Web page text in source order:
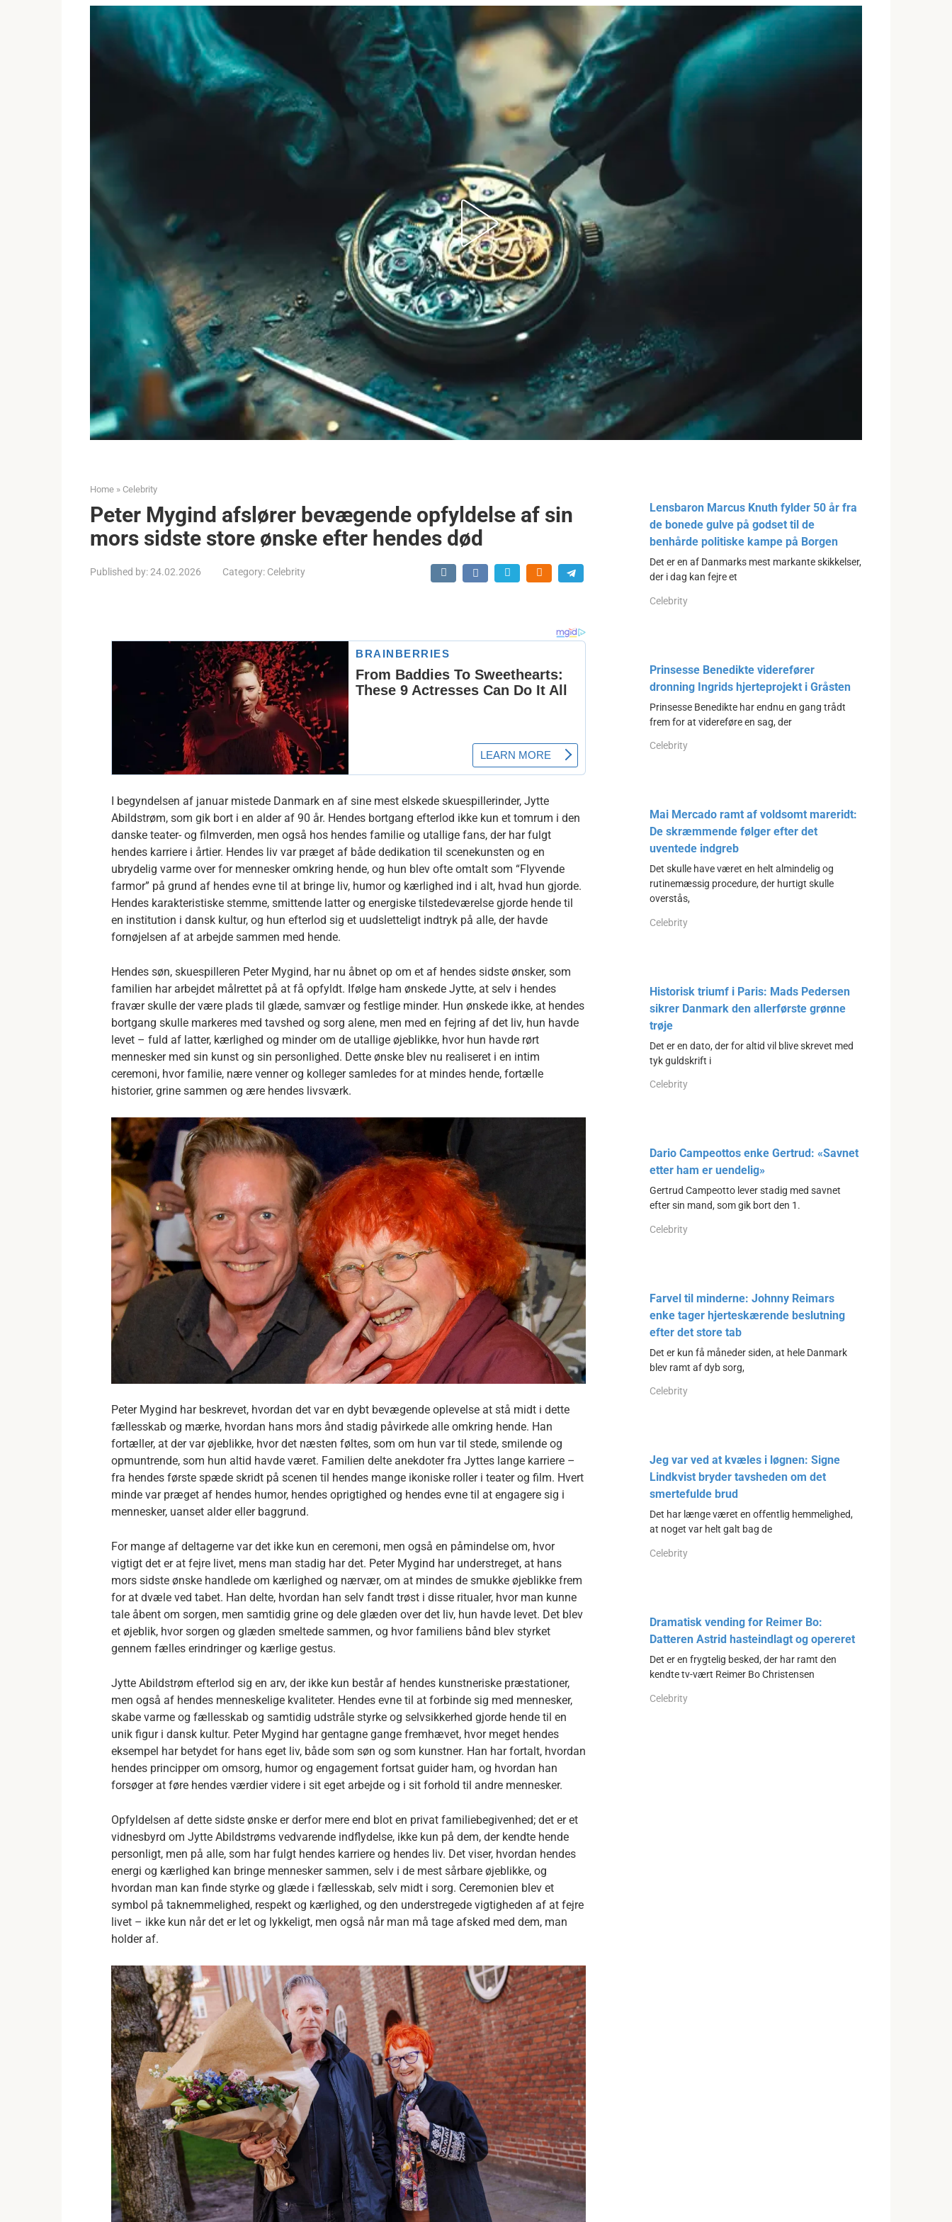
Home » Celebrity
Peter Mygind afslører bevægende opfyldelse af sin
mors sidste store ønske efter hendes død
Published by:24.02.2026 Category: Celebrity
I begyndelsen af januar mistede Danmark en af sine mest elskede skuespillerinder, Jytte
Abildstrøm, som gik bort i en alder af 90 år. Hendes bortgang efterlod ikke kun et tomrum i den
danske teater- og filmverden, men også hos hendes familie og utallige fans, der har fulgt
hendes karriere i årtier. Hendes liv var præget af både dedikation til scenekunsten og en
ubrydelig varme over for mennesker omkring hende, og hun blev ofte omtalt som “Flyvende
farmor” på grund af hendes evne til at bringe liv, humor og kærlighed ind i alt, hvad hun gjorde.
Hendes karakteristiske stemme, smittende latter og energiske tilstedeværelse gjorde hende til
en institution i dansk kultur, og hun efterlod sig et uudsletteligt indtryk på alle, der havde
fornøjelsen af at arbejde sammen med hende.
Hendes søn, skuespilleren Peter Mygind, har nu åbnet op om et af hendes sidste ønsker, som
familien har arbejdet målrettet på at få opfyldt. Ifølge ham ønskede Jytte, at selv i hendes
fravær skulle der være plads til glæde, samvær og festlige minder. Hun ønskede ikke, at hendes
bortgang skulle markeres med tavshed og sorg alene, men med en fejring af det liv, hun havde
levet – fuld af latter, kærlighed og minder om de utallige øjeblikke, hvor hun havde rørt
mennesker med sin kunst og sin personlighed. Dette ønske blev nu realiseret i en intim
ceremoni, hvor familie, nære venner og kolleger samledes for at mindes hende, fortælle
historier, grine sammen og ære hendes livsværk.
Peter Mygind har beskrevet, hvordan det var en dybt bevægende oplevelse at stå midt i dette
fællesskab og mærke, hvordan hans mors ånd stadig påvirkede alle omkring hende. Han
fortæller, at der var øjeblikke, hvor det næsten føltes, som om hun var til stede, smilende og
opmuntrende, som hun altid havde været. Familien delte anekdoter fra Jyttes lange karriere –
fra hendes første spæde skridt på scenen til hendes mange ikoniske roller i teater og film. Hvert
minde var præget af hendes humor, hendes oprigtighed og hendes evne til at engagere sig i
mennesker, uanset alder eller baggrund.
For mange af deltagerne var det ikke kun en ceremoni, men også en påmindelse om, hvor
vigtigt det er at fejre livet, mens man stadig har det. Peter Mygind har understreget, at hans
mors sidste ønske handlede om kærlighed og nærvær, om at mindes de smukke øjeblikke frem
for at dvæle ved tabet. Han delte, hvordan han selv fandt trøst i disse ritualer, hvor man kunne
tale åbent om sorgen, men samtidig grine og dele glæden over det liv, hun havde levet. Det blev
et øjeblik, hvor sorgen og glæden smeltede sammen, og hvor familiens bånd blev styrket
gennem fælles erindringer og kærlige gestus.
Jytte Abildstrøm efterlod sig en arv, der ikke kun består af hendes kunstneriske præstationer,
men også af hendes menneskelige kvaliteter. Hendes evne til at forbinde sig med mennesker,
skabe varme og fællesskab og samtidig udstråle styrke og selvsikkerhed gjorde hende til en
unik figur i dansk kultur. Peter Mygind har gentagne gange fremhævet, hvor meget hendes
eksempel har betydet for hans eget liv, både som søn og som kunstner. Han har fortalt, hvordan
hendes principper om omsorg, humor og engagement fortsat guider ham, og hvordan han
forsøger at føre hendes værdier videre i sit eget arbejde og i sit forhold til andre mennesker.
Opfyldelsen af dette sidste ønske er derfor mere end blot en privat familiebegivenhed; det er et
vidnesbyrd om Jytte Abildstrøms vedvarende indflydelse, ikke kun på dem, der kendte hende
personligt, men på alle, som har fulgt hendes karriere og hendes liv. Det viser, hvordan hendes
energi og kærlighed kan bringe mennesker sammen, selv i de mest sårbare øjeblikke, og
hvordan man kan finde styrke og glæde i fællesskab, selv midt i sorg. Ceremonien blev et
symbol på taknemmelighed, respekt og kærlighed, og den understregede vigtigheden af at fejre
livet – ikke kun når det er let og lykkeligt, men også når man må tage afsked med dem, man
holder af.
Lensbaron Marcus Knuth fylder 50 år fra
de bonede gulve på godset til de
benhårde politiske kampe på Borgen
Det er en af Danmarks mest markante skikkelser,
der i dag kan fejre et
Celebrity
Prinsesse Benedikte viderefører
dronning Ingrids hjerteprojekt i Gråsten
Prinsesse Benedikte har endnu en gang trådt
frem for at videreføre en sag, der
Celebrity
Mai Mercado ramt af voldsomt mareridt:
De skræmmende følger efter det
uventede indgreb
Det skulle have været en helt almindelig og
rutinemæssig procedure, der hurtigt skulle
overstås,
Celebrity
Historisk triumf i Paris: Mads Pedersen
sikrer Danmark den allerførste grønne
trøje
Det er en dato, der for altid vil blive skrevet med
tyk guldskrift i
Celebrity
Dario Campeottos enke Gertrud: «Savnet
etter ham er uendelig»
Gertrud Campeotto lever stadig med savnet
efter sin mand, som gik bort den 1.
Celebrity
Farvel til minderne: Johnny Reimars
enke tager hjerteskærende beslutning
efter det store tab
Det er kun få måneder siden, at hele Danmark
blev ramt af dyb sorg,
Celebrity
Jeg var ved at kvæles i løgnen: Signe
Lindkvist bryder tavsheden om det
smertefulde brud
Det har længe været en offentlig hemmelighed,
at noget var helt galt bag de
Celebrity
Dramatisk vending for Reimer Bo:
Datteren Astrid hasteindlagt og opereret
Det er en frygtelig besked, der har ramt den
kendte tv-vært Reimer Bo Christensen
Celebrity